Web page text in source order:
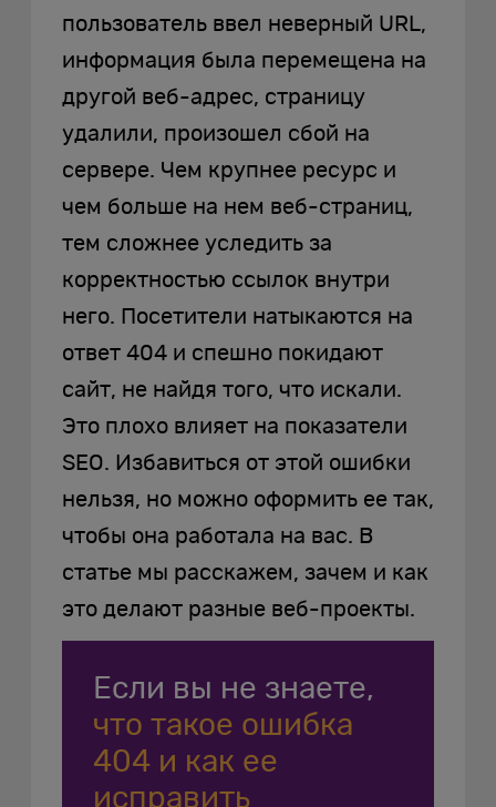
пользователь ввел неверный URL,
информация была перемещена на
другой веб-адрес, страницу
удалили, произошел сбой на
сервере. Чем крупнее ресурс и
чем больше на нем веб-страниц,
тем сложнее уследить за
корректностью ссылок внутри
него. Посетители натыкаются на
ответ 404 и спешно покидают
сайт, не найдя того, что искали.
Это плохо влияет на показатели
SEO. Избавиться от этой ошибки
нельзя, но можно оформить ее так,
чтобы она работала на вас. В
статье мы расскажем, зачем и как
это делают разные веб-проекты.
Если вы не знаете,
что такое ошибка
404 и как ее
исправить